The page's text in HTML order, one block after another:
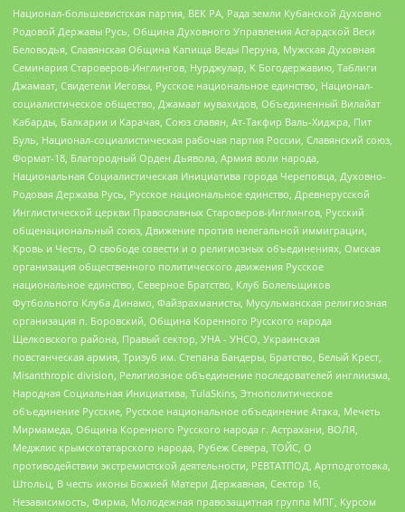
Национал-большевистская партия, ВЕК РА, Рада земли Кубанской Духовно
Родовой Державы Русь, Община Духовного Управления Асгардской Веси
Беловодья, Славянская Община Капища Веды Перуна, Мужская Духовная
Семинария Староверов-Инглингов, Нурджулар, К Богодержавию, Таблиги
Джамаат, Свидетели Иеговы, Русское национальное единство, Национал-
социалистическое общество, Джамаат мувахидов, Объединенный Вилайат
Кабарды, Балкарии и Карачая, Союз славян, Ат-Такфир Валь-Хиджра, Пит
Буль, Национал-социалистическая рабочая партия России, Славянский союз,
Формат-18, Благородный Орден Дьявола, Армия воли народа,
Национальная Социалистическая Инициатива города Череповца, Духовно-
Родовая Держава Русь, Русское национальное единство, Древнерусской
Инглистической церкви Православных Староверов-Инглингов, Русский
общенациональный союз, Движение против нелегальной иммиграции,
Кровь и Честь, О свободе совести и о религиозных объединениях, Омская
организация общественного политического движения Русское
национальное единство, Северное Братство, Клуб Болельщиков
Футбольного Клуба Динамо, Файзрахманисты, Мусульманская религиозная
организация п. Боровский, Община Коренного Русского народа
Щелковского района, Правый сектор, УНА - УНСО, Украинская
повстанческая армия, Тризуб им. Степана Бандеры, Братство, Белый Крест,
Misanthropic division, Религиозное объединение последователей инглиизма,
Народная Социальная Инициатива, TulaSkins, Этнополитическое
объединение Русские, Русское национальное объединение Атака, Мечеть
Мирмамеда, Община Коренного Русского народа г. Астрахани, ВОЛЯ,
Меджлис крымскотатарского народа, Рубеж Севера, ТОЙС, О
противодействии экстремистской деятельности, РЕВТАТПОД, Артподготовка,
Штольц, В честь иконы Божией Матери Державная, Сектор 16,
Независимость, Фирма, Молодежная правозащитная группа МПГ, Курсом